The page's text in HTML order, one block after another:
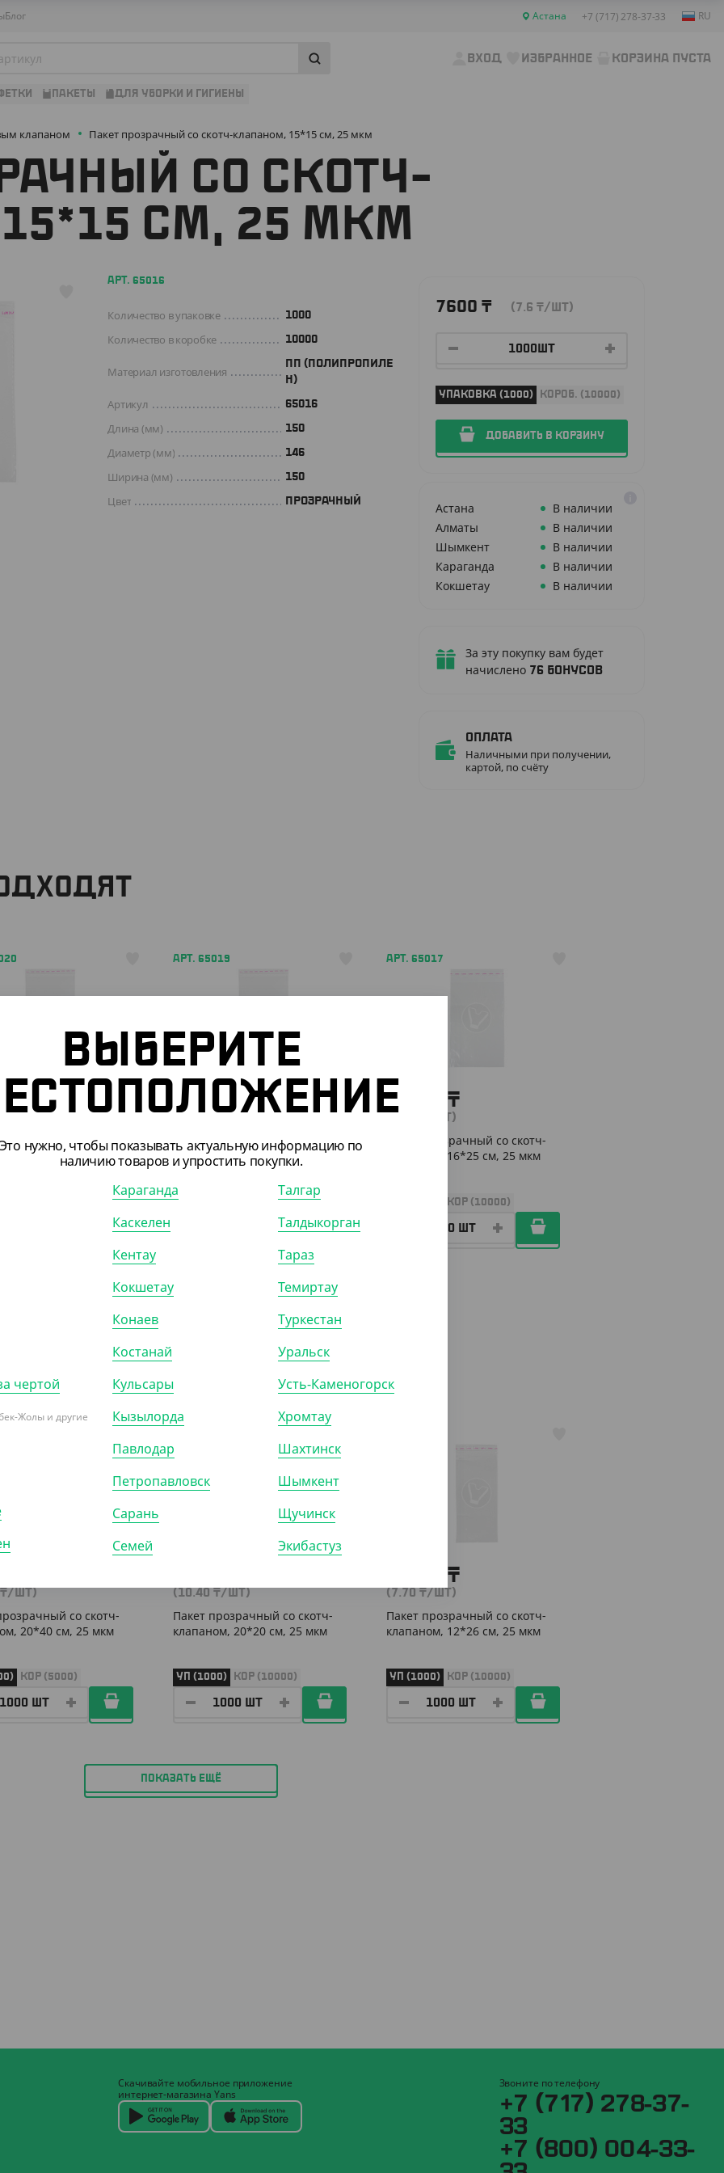
Блог Астана +7 (717) 278-37-33 RU
ВХОД ИЗБРАННОЕ КОРЗИНА ПУСТА
ПАКЕТЫ ДЛЯ УБОРКИ И ГИГИЕНЫ
клапаном Пакет прозрачный со скотч-клапаном, 15*15 см, 25 мкм
СО СКОТЧ-
СМ, 25 МКМ
7600 ₸ (7.6 ₸/ШТ)
УПАКОВКА (1000) КОРОБ. (10000)
ДОБАВИТЬ В КОРЗИНУ
Астана
В наличии
Алматы
В наличии
Шымкент
В наличии
Караганда
В наличии
Кокшетау
В наличии
За эту покупку вам будет
начислено 76 бонусов
Оплата
Наличными при получении,
картой, по счёту
АРТ. 65016
Количество в упаковке 1000
Количество в коробке 10000
Материал изготовления
ПП (ПОЛИПРОПИЛЕ
Н)
Артикул 65016
Длина (мм) 150
Диаметр (мм) 146
Ширина (мм) 150
Цвет ПРОЗРАЧНЫЙ
₸
со скотч-
20*40 см, 25 мкм
АРТ. 65019
9 900 ₸
Пакет прозрачный со скотч-
клапаном, 16*30 см, 25 мкм
УП (1000) КОР (10000)
АРТ. 65017
9 400 ₸
/ШТ)
Пакет прозрачный со скотч-
клапаном, 16*25 см, 25 мкм
КОР (10000)
₸/ШТ)
со скотч-
20*40 см, 25 мкм
КОР (5000)
(10.40 ₸/ШТ)
Пакет прозрачный со скотч-
клапаном, 20*20 см, 25 мкм
УП (1000) КОР (10000)
₸
(7.70 ₸/ШТ)
Пакет прозрачный со скотч-
клапаном, 12*26 см, 25 мкм
УП (1000) КОР (10000)
ПОКАЗАТЬ ЕЩЁ
Скачивайте мобильное приложение
интернет-магазина Yans
Звоните по телефону
+7 (717) 278-37-
33
+7 (800) 004-33-
33
ВЫБЕРИТЕ
Это нужно, чтобы показывать актуальную информацию по
наличию товаров и упростить покупки.
чертой
Жолы и другие
Караганда
Каскелен
Кентау
Кокшетау
Конаев
Костанай
Кульсары
Кызылорда
Павлодар
Петропавловск
Сарань
Семей
Талгар
Талдыкорган
Тараз
Темиртау
Туркестан
Уральск
Усть-Каменогорск
Хромтау
Шахтинск
Шымкент
Щучинск
Экибастуз